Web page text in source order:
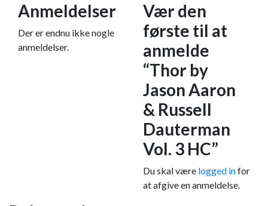
Anmeldelser
Der er endnu ikke nogle
anmeldelser.
Vær den
første til at
anmelde
“Thor by
Jason Aaron
& Russell
Dauterman
Vol. 3 HC”
Du skal være logged infor
at afgive en anmeldelse.